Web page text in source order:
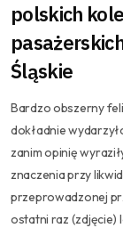
polskich
Śląskie
Bardzo obszerny
dokładnie
zanim opinię
znaczenia przy
przeprowadzonej
ostatni raz (zdjęcie)